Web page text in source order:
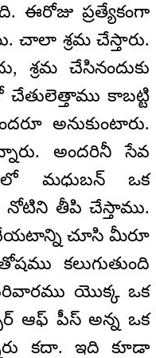
ఈరోజు ప్రత్యేకంగా
చాలా శ్రమ చేస్తారు.
శ్రమ చేసినందుకు
కాబట్టి
అనుకుంటారు.
అందరినీ సేవ
మధుబన్ ఒక
తీపి చేస్తాము.
చూసి మీరూ
కలుగుతుంది
యొక్క ఒక
ఆఫ్ పీస్ అన్న ఒక
కదా. ఇది కూడా